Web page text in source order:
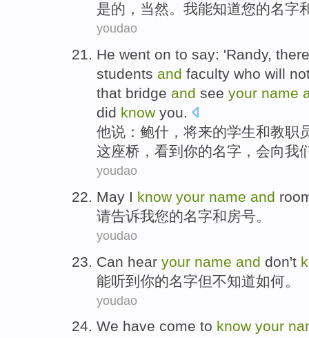
是的 ， 当然。 我能知道您的名字
youdao
He went on to say: 'Randy,
students and faculty who will
that bridge and see your name
did know you.
他说 ：鲍什 ， 将来的学生和教职
这座桥， 看到 你的名字 ， 会向我
youdao
May I know your name and
请告诉我您的名字和 房号。
youdao
Can hear your name and don't
能听到你的名字但不知道如何。
youdao
We have come to know your